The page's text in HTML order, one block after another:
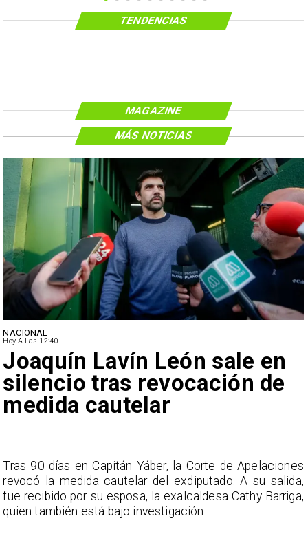
TENDENCIAS
MAGAZINE
NACIONAL
Hoy A Las 12:40
Joaquín Lavín León sale en
silencio tras revocación de
medida cautelar
Tras 90 días en Capitán Yáber, la Corte de Apelaciones
revocó la medida cautelar del exdiputado. A su salida,
fue recibido por su esposa, la exalcaldesa Cathy Barriga,
quien también está bajo investigación.
MÁS NOTICIAS